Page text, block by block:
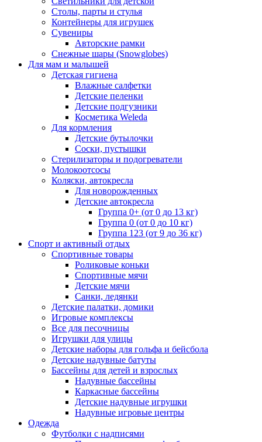
Столы, парты и стулья
Контейнеры для игрушек
Сувениры
Авторские рамки
Снежные шары (Snowglobes)
Для мам и малышей
Детская гигиена
Влажные салфетки
Детские пеленки
Детские подгузники
Косметика Weleda
Для кормления
Детские бутылочки
Соски, пустышки
Стерилизаторы и подогреватели
Молокоотсосы
Коляски, автокресла
Для новорожденных
Детские автокресла
Группа 0+ (от 0 до 13 кг)
Группа 0 (от 0 до 10 кг)
Группа 123 (от 9 до 36 кг)
Спорт и активный отдых
Спортивные товары
Роликовые коньки
Спортивные мячи
Детские мячи
Санки, ледянки
Детские палатки, домики
Игровые комплексы
Все для песочницы
Игрушки для улицы
Детские наборы для гольфа и бейсбола
Детские надувные батуты
Бассейны для детей и взрослых
Надувные бассейны
Каркасные бассейны
Детские надувные игрушки
Надувные игровые центры
Одежда
Футболки с надписями